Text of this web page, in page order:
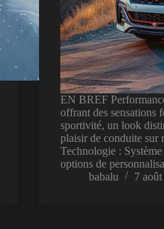
EN BREF
offrant des sensations
sportivité, un look
plaisir de conduite sur
Technologie :
options de
babalu
7